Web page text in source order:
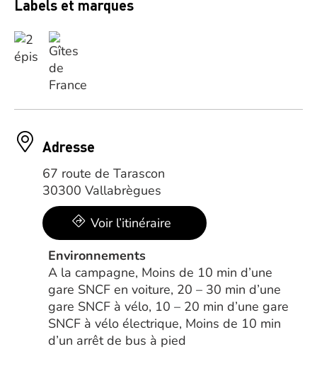
Labels et marques
Adresse
67 route de Tarascon
30300 Vallabrègues
Voir l’itinéraire
Environnements
A la campagne, Moins de 10 min d’une
gare SNCF en voiture, 20 – 30 min d’une
gare SNCF à vélo, 10 – 20 min d’une gare
SNCF à vélo électrique, Moins de 10 min
d’un arrêt de bus à pied